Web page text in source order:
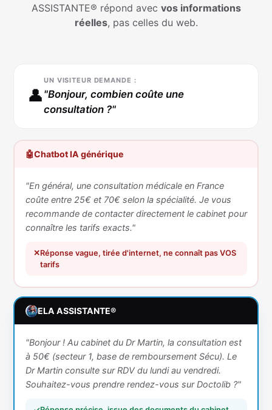
ASSISTANTE® répond avec vos informations
réelles, pas celles du web.
👤
UN VISITEUR DEMANDE :
"Bonjour, combien coûte une
consultation ?"
🤖Chatbot IA générique
"En général, une consultation médicale en France
coûte entre 25€ et 70€ selon la spécialité. Je vous
recommande de contacter directement le cabinet pour
connaître les tarifs exacts."
✕Réponse vague, tirée d'internet, ne connaît pas VOS
tarifs
ELA ASSISTANTE®
"Bonjour ! Au cabinet du Dr Martin, la consultation est
à 50€ (secteur 1, base de remboursement Sécu). Le
Dr Martin consulte sur RDV du lundi au vendredi.
Souhaitez-vous prendre rendez-vous sur Doctolib ?"